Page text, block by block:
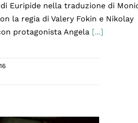
Euripide nella traduzione di
la regia di Valery Fokin e Nikolay
protagonista Angela [...]